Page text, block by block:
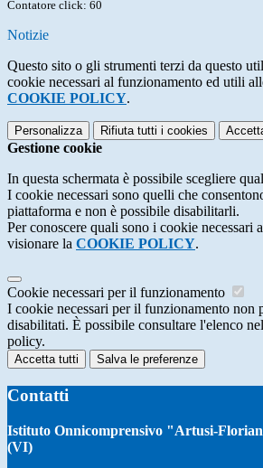
Contatore click: 60
Notizie
Questo sito o gli strumenti terzi da questo
cookie necessari al funzionamento ed utili
COOKIE POLICY.
Personalizza Rifiuta tutti i cookies
Gestione cookie
In questa schermata è possibile scegliere
I cookie necessari sono quelli che
piattaforma e non è possibile disabilitarli.
Per conoscere quali sono i cookie necessari
visionare la COOKIE POLICY.
Cookie necessari per il funzionamento
I cookie necessari per il funzionamento non
disabilitati. È possibile consultare l'elenco
policy.
Accetta tutti Salva le preferenze
Contatti
Istituto Onnicomprensivo "Artusi-
(VI)